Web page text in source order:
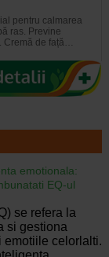
pentru calmarea
ras. Previne
Cremă de față…
emotionala:
EQ-ul
se refera la
si gestiona
emotiile celorlalti.